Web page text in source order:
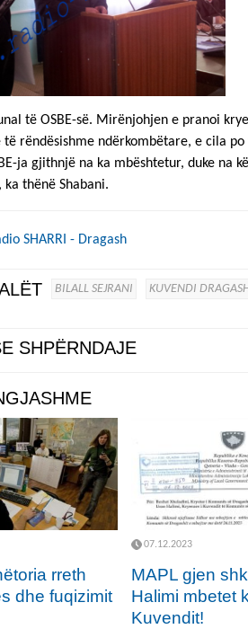
të OSBE-së. Mirënjohjen e pranoi
të rëndësishme ndërkombëtare, e cila
ja gjithnjë na ka mbështetur, duke na
ka thënë Shabani.
SHARRI - Dragash
BILALL SEJRANI KUVENDI
SHPËRNDAJE
rreth
dhe fuqizimit
07.12.2023
MAPL gjen
Halimi mbetet
Kuvendit!